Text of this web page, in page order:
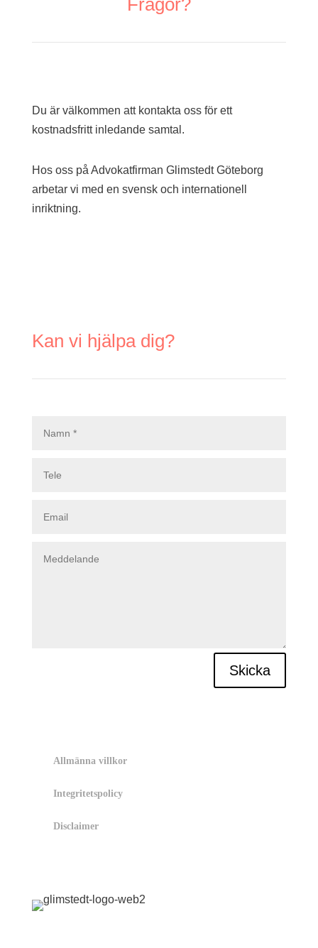
Du är välkommen att kontakta oss för ett
kostnadsfritt inledande samtal.
Hos oss på Advokatfirman Glimstedt Göteborg
arbetar vi med en svensk och internationell
inriktning.
Kan vi hjälpa dig?
Skicka
Allmänna villkor
Integritetspolicy
Disclaimer